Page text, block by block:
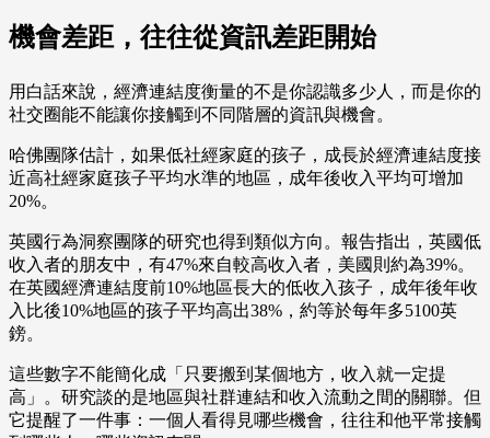
機會差距，往往從資訊差距開始
用白話來說，經濟連結度衡量的不是你認識多少人，而是你的
社交圈能不能讓你接觸到不同階層的資訊與機會。
哈佛團隊估計，如果低社經家庭的孩子，成長於經濟連結度接
近高社經家庭孩子平均水準的地區，成年後收入平均可增加
20%。
英國行為洞察團隊的研究也得到類似方向。報告指出，英國低
收入者的朋友中，有47%來自較高收入者，美國則約為39%。
在英國經濟連結度前10%地區長大的低收入孩子，成年後年收
入比後10%地區的孩子平均高出38%，約等於每年多5100英
鎊。
這些數字不能簡化成「只要搬到某個地方，收入就一定提
高」。研究談的是地區與社群連結和收入流動之間的關聯。但
它提醒了一件事：一個人看得見哪些機會，往往和他平常接觸